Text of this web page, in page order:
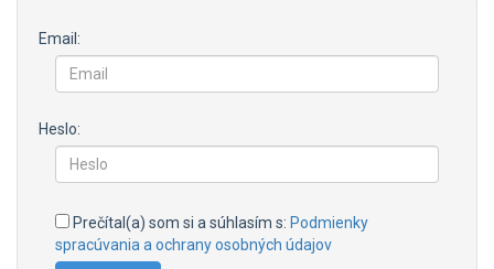
Email:
Heslo:
Prečítal(a) som si a súhlasím s: Podmienky
spracúvania a ochrany osobných údajov